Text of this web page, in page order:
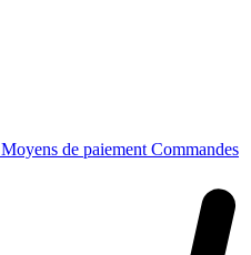
Moyens de paiement Commandes